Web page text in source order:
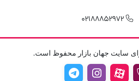
02188852972
سایت جهان بازار محفوظ است.